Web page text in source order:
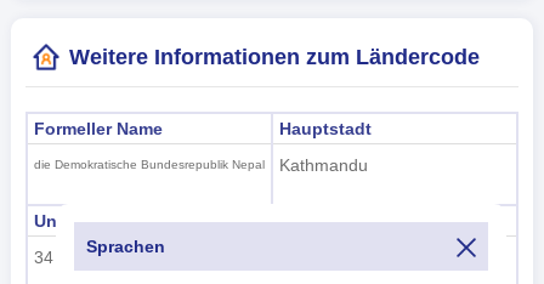
Sprachen
Weitere Informationen zum Ländercode
Formeller Name
die Demokratische Bundesrepublik Nepal
Hauptstadt
Kathmandu
Unterregionscode
34
Name der Unterregion